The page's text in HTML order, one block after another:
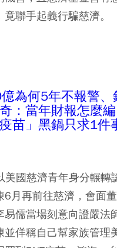
聯手起義行騙慈濟。
為何5年不報警、
：當年財報怎麼
苗」黑鍋只求1件
國慈濟青年身分輾轉
6月再前往慈濟，會面
易儒當場刻意向證嚴法
並佯稱自己幫家族管理